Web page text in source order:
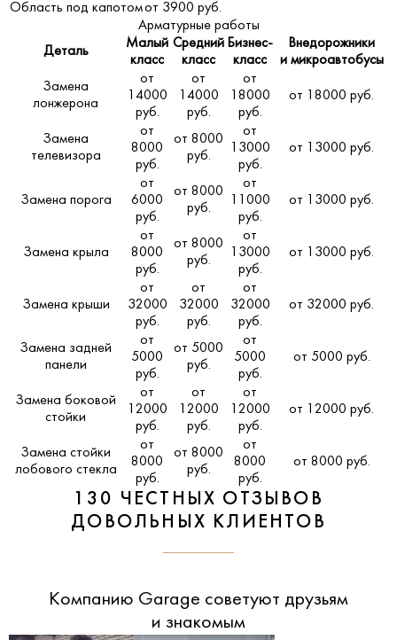
Область под капотомот 3900 руб.
Арматурные работы
Деталь
Малый
класс
Средний
класс
Бизнес-
класс
Внедорожники
и микроавтобусы
Замена
лонжерона
от
14000
руб.
от
14000
руб.
от
18000
руб.
от 18000 руб.
Замена
телевизора
от
8000
руб.
от 8000
руб.
от
13000
руб.
от 13000 руб.
Замена порога
от
6000
руб.
от 8000
руб.
от
11000
руб.
от 13000 руб.
Замена крыла
от
8000
руб.
от 8000
руб.
от
13000
руб.
от 13000 руб.
Замена крыши
от
32000
руб.
от
32000
руб.
от
32000
руб.
от 32000 руб.
Замена задней
панели
от
5000
руб.
от 5000
руб.
от
5000
руб.
от 5000 руб.
Замена боковой
стойки
от
12000
руб.
от
12000
руб.
от
12000
руб.
от 12000 руб.
Замена стойки
лобового стекла
от
8000
руб.
от 8000
руб.
от
8000
руб.
от 8000 руб.
130 ЧЕСТНЫХ ОТЗЫВОВ
ДОВОЛЬНЫХ КЛИЕНТОВ
Компанию Garage советуют друзьям
и знакомым